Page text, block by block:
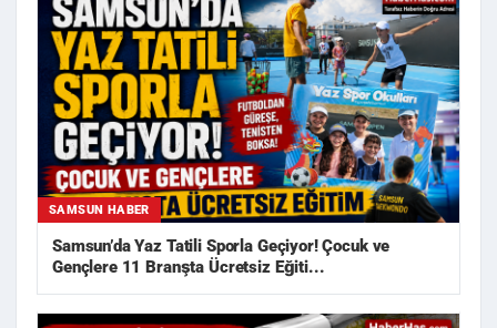
SAMSUN HABER
Samsun’da Yaz Tatili Sporla Geçiyor! Çocuk ve
Gençlere 11 Branşta Ücretsiz Eğiti...